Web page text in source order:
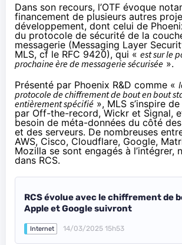
Dans son recours, l’OTF évoque
financement de plusieurs autres
développement, dont celui de
du protocole de sécurité de la
messagerie (Messaging Layer
MLS, cf le RFC 9420), qui « est sur le
prochaine ère de messagerie sécurisée ».
Présenté par Phoenix R&D comme «
protocole de chiffrement de bout en bout
entièrement spécifié », MLS s’inspire
par Off-the-record, Wickr et Signal,
besoin de méta-données du côté
et des serveurs. De nombreuses
AWS, Cisco, Cloudflare, Google,
Mozilla se sont engagés à l’intégrer,
dans RCS.
RCS évolue avec le chiffrement de
Apple et Google suivront
Internet 14/03/2025 15h53